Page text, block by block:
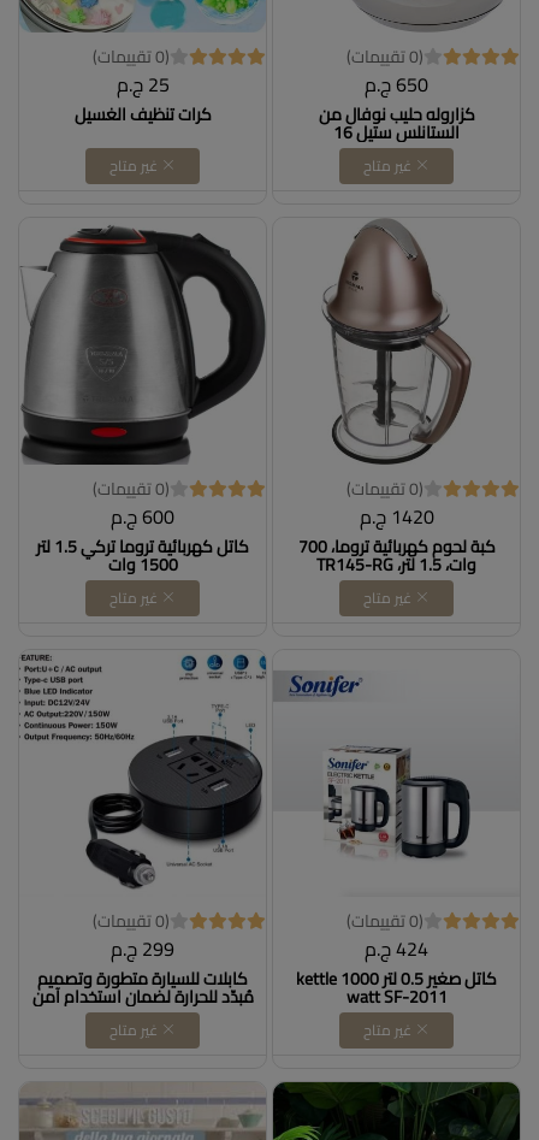
(0 تقييمات)
650 ج.م
كزاروله حليب نوفال من
الستانلس ستيل 16
غير متاح
(0 تقييمات)
25 ج.م
كرات تنظيف الغسيل
غير متاح
(0 تقييمات)
1420 ج.م
كبة لحوم كهربائية تروما، 700
وات، 1.5 لتر، TR145-RG
غير متاح
(0 تقييمات)
600 ج.م
كاتل كهربائية تروما تركي 1.5 لتر
1500 وات
غير متاح
(0 تقييمات)
424 ج.م
كاتل صغير 0.5 لتر kettle 1000
watt SF-2011
غير متاح
(0 تقييمات)
299 ج.م
كابلات للسيارة متطورة وتصميم
مُبدّد للحرارة لضمان استخدام آمن
غير متاح